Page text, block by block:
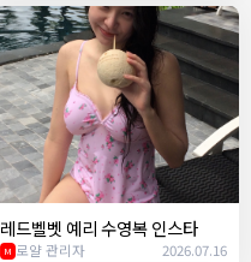
레드벨벳 예리 수영복 인스타
M 로얄 관리자 2026.07.16